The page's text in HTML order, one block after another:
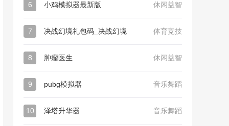
6 小鸡模拟器最新版 休闲益智
7 决战幻境礼包码_决战幻境 体育竞技
8 肿瘤医生 休闲益智
9 pubg模拟器 音乐舞蹈
10 泽塔升华器 音乐舞蹈